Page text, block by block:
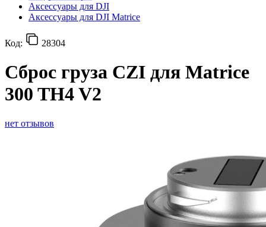
Аксессуары для DJI
Аксессуары для DJI Matrice
Код: 28304
Сброс груза CZI для Matrice
300 TH4 V2
нет отзывов